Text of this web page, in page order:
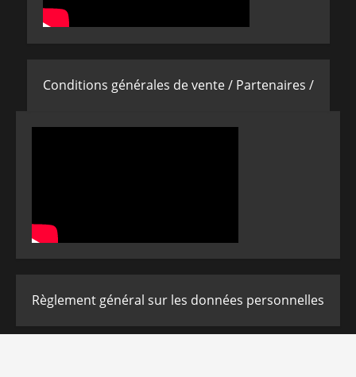
Conditions générales de vente / Partenaires /
Règlement général sur les données personnelles